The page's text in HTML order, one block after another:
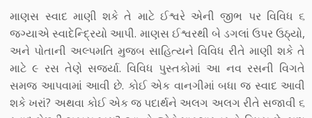
માણસ સ્વાદ માણી શકે તે માટે ઈશ્વરે એની જીભ પર વિવિધ ૬
જગ્યાએ સ્વાદેન્દ્રિયો આપી. માણસ ઈશ્વરથી બે ડગલાં ઉપર ઉઠ્યો,
અને પોતાની અલ્પમતિ મુજબ સાહિત્યને વિવિધ રીતે માણી શકે તે
માટે ૯ રસ તેણે સર્જ્યા. વિવિધ પુસ્તકોમાં આ નવ રસની વિગતે
સમજ આપવામાં આવી છે. કોઈ એક વાનગીમાં બધા જ સ્વાદ આવી
શકે ખરાં? અથવા કોઈ એક જ પદાર્થને અલગ અલગ રીતે સજાવી ૬